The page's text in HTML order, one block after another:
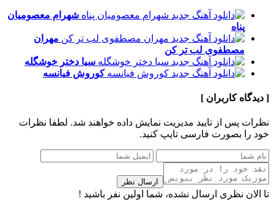
شهرام معصومیان
پناه
مهران
مصطفوی لب تر کن
سیا دختر خوشگله
کوروش فیانسه
[ دیدگاه کاربران ]
نظرات پس از تایید مدیریت نمایش داده خواهند شد. لطفا نظرات
خود را بصورت فارسی تایپ کنید.
ارسال نظر
تا الان نظری ارسال نشده، شما اولین نفر باشید !